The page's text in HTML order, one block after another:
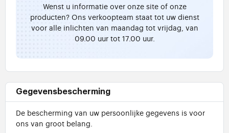
Wenst u informatie over onze site of onze
producten? Ons verkoopteam staat tot uw dienst
voor alle inlichten van maandag tot vrijdag, van
09.00 uur tot 17.00 uur.
Gegevensbescherming
De bescherming van uw persoonlijke gegevens is voor
ons van groot belang.